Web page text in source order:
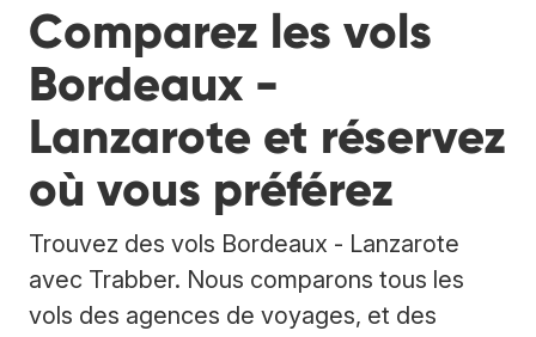
Comparez les vols
Bordeaux -
Lanzarote et réservez
où vous préférez
Trouvez des vols Bordeaux - Lanzarote
avec Trabber. Nous comparons tous les
vols des agences de voyages, et des